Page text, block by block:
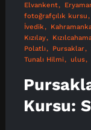
Elvankent
fotoğrafçılık kursu
İvedik
Kızılay
Polatlı
Pursaklar
Tunalı Hilmi
ulus
Kursu: